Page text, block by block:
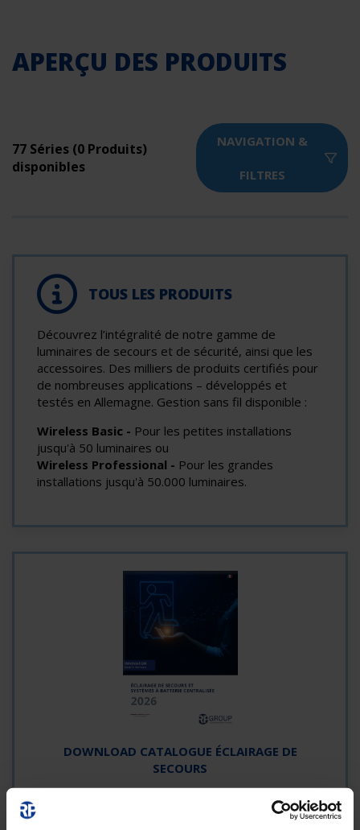
APERÇU DES PRODUITS
77 Séries (0 Produits)
disponibles
NAVIGATION &
FILTRES
TOUS LES PRODUITS
Découvrez l’intégralité de notre gamme de
luminaires de secours et de sécurité, ainsi que les
accessoires. Des milliers de produits certifiés pour
de nombreuses applications – développés et
testés en Allemagne. Gestion sans fil disponible :
Wireless Basic - Pour les petites installations
jusqu'à 50 luminaires ou
Wireless Professional - Pour les grandes
installations jusqu'à 50.000 luminaires.
DOWNLOAD CATALOGUE ÉCLAIRAGE DE
SECOURS